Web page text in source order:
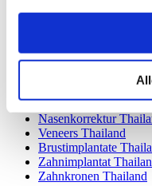
Mummy Makeover
Brustimplantate
Fettabsaugung
Nasenkorrektur
Veneers Thailand
Brustimplantate
Zahnimplantat
Zahnkronen Thailand